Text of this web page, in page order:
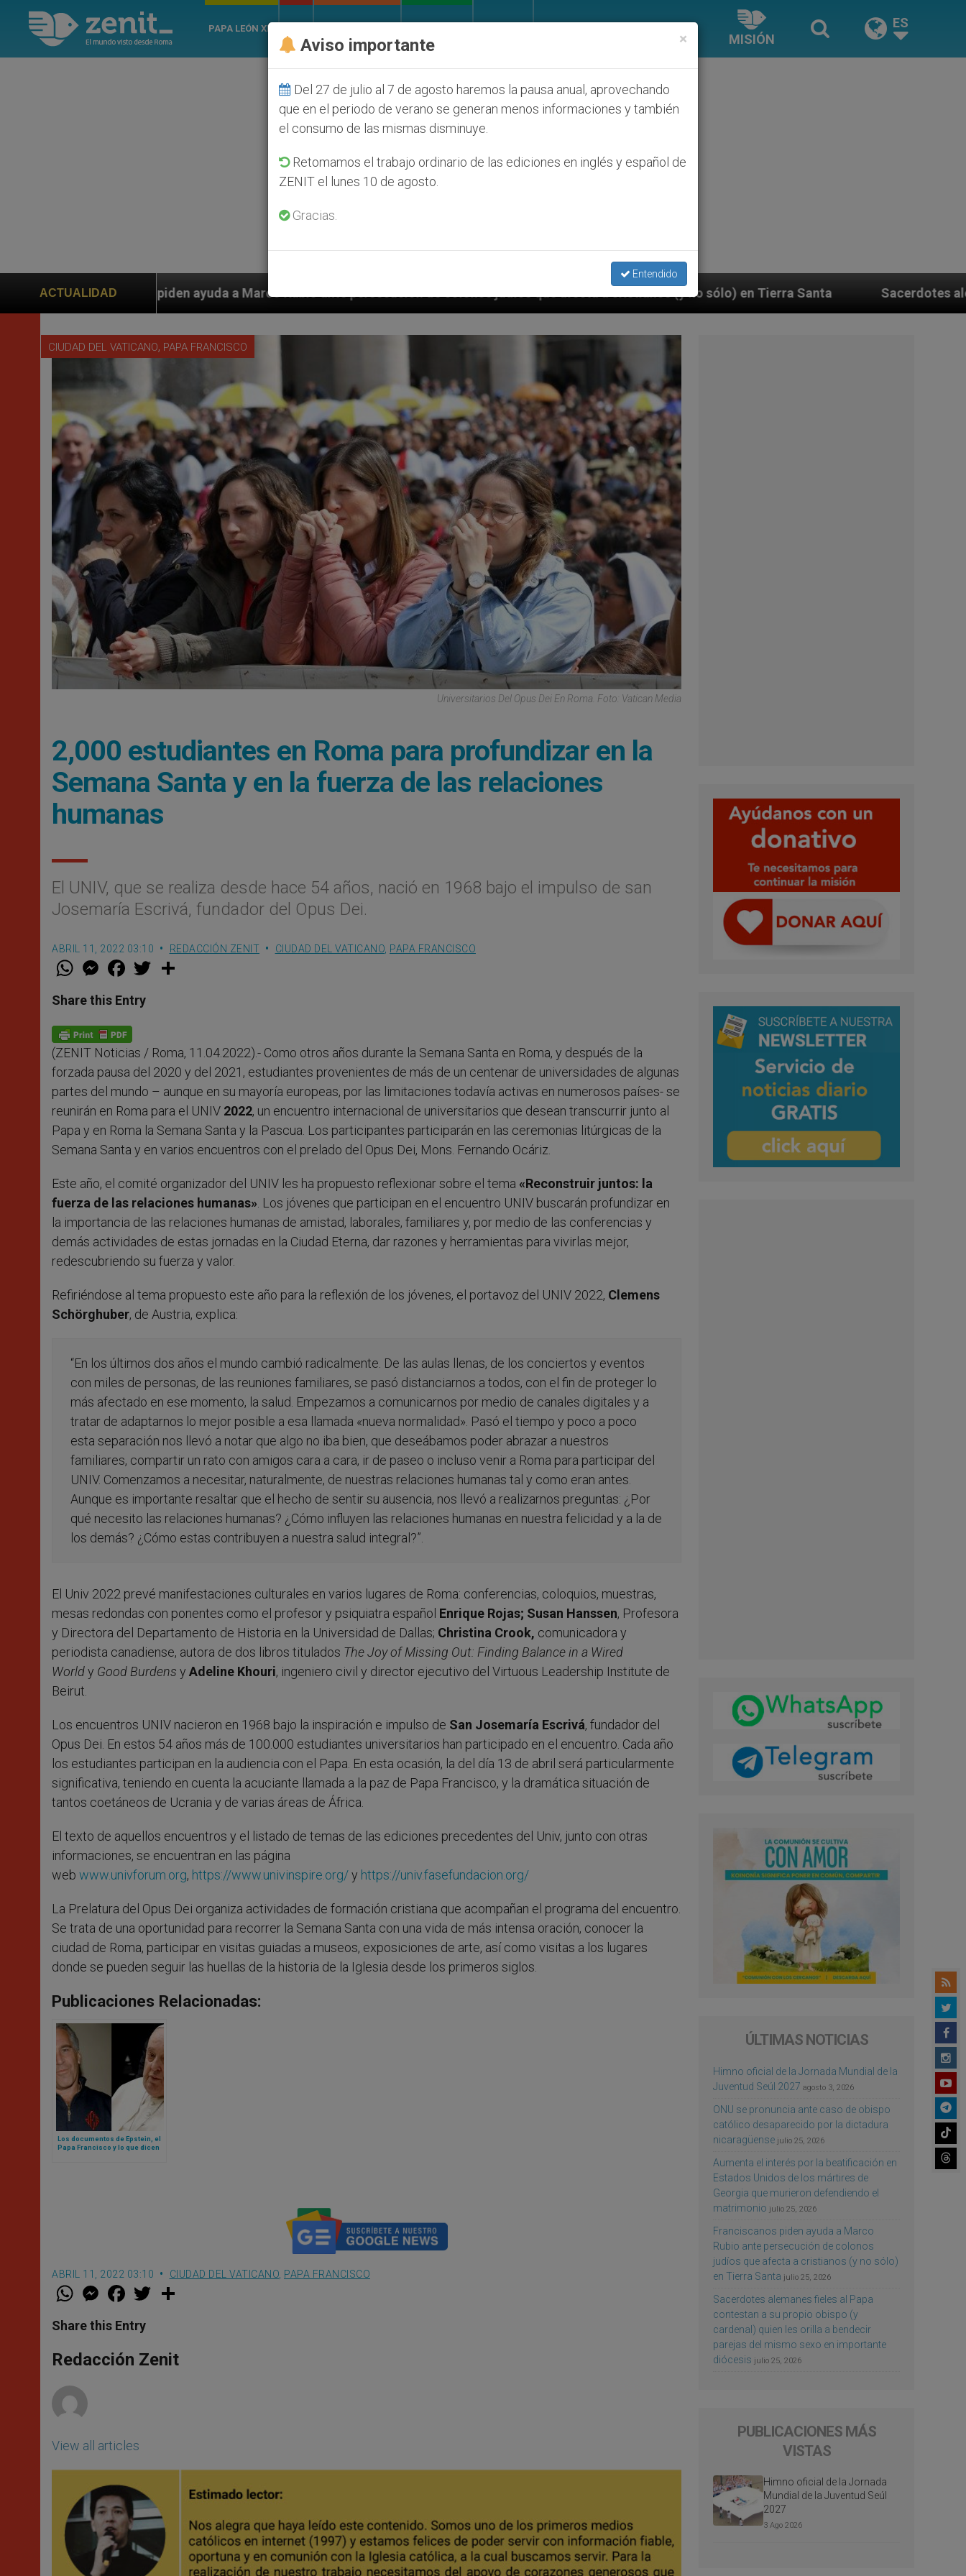
PAPA LEÓN XIV
MISIÓN
ES
ACTUALIDAD
ayuda a Marco Rubio ante persecución de colonos judíos que afecta a cristianos (y no sólo) en Tierra Santa Sacerdotes alemanes fieles al Papa
CIUDAD DEL VATICANO, PAPA FRANCISCO
Universitarios Del Opus Dei En Roma. Foto: Vatican Media
2,000 estudiantes en Roma para profundizar en la
Semana Santa y en la fuerza de las relaciones
humanas
El UNIV, que se realiza desde hace 54 años, nació en 1968 bajo el impulso de san
Josemaría Escrivá, fundador del Opus Dei.
ABRIL 11, 2022 03:10 REDACCIÓN ZENIT CIUDAD DEL VATICANO PAPA FRANCISCO
W
t
s
p
p
M
e
s
e
g
e
r
F
a
e
b
o
k
w
Share this Entry
(ZENIT Noticias / Roma, 11.04.2022).- Como otros años durante la Semana Santa en Roma, y después de la
forzada pausa del 2020 y del 2021, estudiantes provenientes de más de un centenar de universidades de algunas
partes del mundo – aunque en su mayoría europeas, por las limitaciones todavía activas en numerosos países- se
reunirán en Roma para el UNIV 2022, un encuentro internacional de universitarios que desean transcurrir junto al
Papa y en Roma la Semana Santa y la Pascua. Los participantes participarán en las ceremonias litúrgicas de la
Semana Santa y en varios encuentros con el prelado del Opus Dei, Mons. Fernando Ocáriz.
Este año, el comité organizador del UNIV les ha propuesto reflexionar sobre el tema «Reconstruir juntos: la
fuerza de las relaciones humanas» . Los jóvenes que participan en el encuentro UNIV buscarán profundizar en
la importancia de las relaciones humanas de amistad, laborales, familiares y, por medio de las conferencias y
demás actividades de estas jornadas en la Ciudad Eterna, dar razones y herramientas para vivirlas mejor,
redescubriendo su fuerza y valor.
Refiriéndose al tema propuesto este año para la reflexión de los jóvenes, el portavoz del UNIV 2022, Clemens
Schörghuber, de Austria, explica:
“En los últimos dos años el mundo cambió radicalmente. De las aulas llenas, de los conciertos y eventos
con miles de personas, de las reuniones familiares, se pasó distanciarnos a todos, con el fin de proteger lo
más afectado en ese momento, la salud. Empezamos a comunicarnos por medio de canales digitales y a
tratar de adaptarnos lo mejor posible a esa llamada «nueva normalidad». Pasó el tiempo y poco a poco
esta separación nos llevó a notar que algo no iba bien, que deseábamos poder abrazar a nuestros
familiares, compartir un rato con amigos cara a cara, ir de paseo o incluso venir a Roma para participar del
UNIV. Comenzamos a necesitar, naturalmente, de nuestras relaciones humanas tal y como eran antes.
Aunque es importante resaltar que el hecho de sentir su ausencia, nos llevó a realizarnos preguntas: ¿Por
qué necesito las relaciones humanas? ¿Cómo influyen las relaciones humanas en nuestra felicidad y a la de
los demás? ¿Cómo estas contribuyen a nuestra salud integral?”.
El Univ 2022 prevé manifestaciones culturales en varios lugares de Roma: conferencias, coloquios, muestras,
mesas redondas con ponentes como el profesor y psiquiatra español Enrique Rojas; Susan Hanssen, Profesora
y Directora del Departamento de Historia en la Universidad de Dallas; Christina Crook, comunicadora y
periodista canadiense, autora de dos libros titulados The Joy of Missing Out: Finding Balance in a Wired
Worldy Good Burdens y Adeline Khouri, ingeniero civil y director ejecutivo del Virtuous Leadership Institute de
Beirut.
Los encuentros UNIV nacieron en 1968 bajo la inspiración e impulso de San Josemaría Escrivá, fundador del
Opus Dei. En estos 54 años más de 100.000 estudiantes universitarios han participado en el encuentro. Cada año
los estudiantes participan en la audiencia con el Papa. En esta ocasión, la del día 13 de abril será particularmente
significativa, teniendo en cuenta la acuciante llamada a la paz de Papa Francisco, y la dramática situación de
tantos coetáneos de Ucrania y de varias áreas de África.
El texto de aquellos encuentros y el listado de temas de las ediciones precedentes del Univ, junto con otras
informaciones, se encuentran en las página
web www.univforum.org, https://www.univinspire.org/y https://univ.fasefundacion.org/
La Prelatura del Opus Dei organiza actividades de formación cristiana que acompañan el programa del encuentro.
Se trata de una oportunidad para recorrer la Semana Santa con una vida de más intensa oración, conocer la
ciudad de Roma, participar en visitas guiadas a museos, exposiciones de arte, así como visitas a los lugares
donde se pueden seguir las huellas de la historia de la Iglesia desde los primeros siglos.
Publicaciones Relacionadas:
Los documentos de Epstein, el
Papa Francisco y lo que dicen
ABRIL 11, 2022 03:10 CIUDAD DEL VATICANO PAPA FRANCISCO
W
t
s
p
p
M
e
s
e
g
e
F
a
e
b
o
k
w
r
Share this Entry
Redacción Zenit
View all articles
ÚLTIMAS NOTICIAS
Himno oficial de la Jornada Mundial de la
Juventud Seúl 2027 agosto 3, 2026
ONU se pronuncia ante caso de obispo
católico desaparecido por la dictadura
nicaragüense julio 25, 2026
Aumenta el interés por la beatificación en
Estados Unidos de los mártires de
Georgia que murieron defendiendo el
matrimonio julio 25, 2026
Franciscanos piden ayuda a Marco
Rubio ante persecución de colonos
judíos que afecta a cristianos (y no sólo)
en Tierra Santa julio 25, 2026
Sacerdotes alemanes fieles al Papa
contestan a su propio obispo (y
cardenal) quien les orilla a bendecir
parejas del mismo sexo en importante
diócesis julio 25, 2026
PUBLICACIONES MÁS
VISTAS
Himno oficial de la Jornada
Mundial de la Juventud Seúl
2027
3 Ago 2026
×
Aviso importante
Del 27 de julio al 7 de agosto haremos la pausa anual, aprovechando
que en el periodo de verano se generan menos informaciones y también
el consumo de las mismas disminuye.
Retomamos el trabajo ordinario de las ediciones en inglés y español de
ZENIT el lunes 10 de agosto.
Gracias.
Entendido